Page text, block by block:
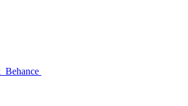
Behance